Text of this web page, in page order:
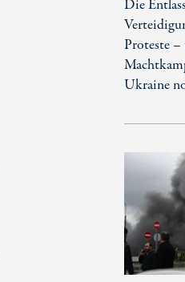
Die
Proteste
Ukraine